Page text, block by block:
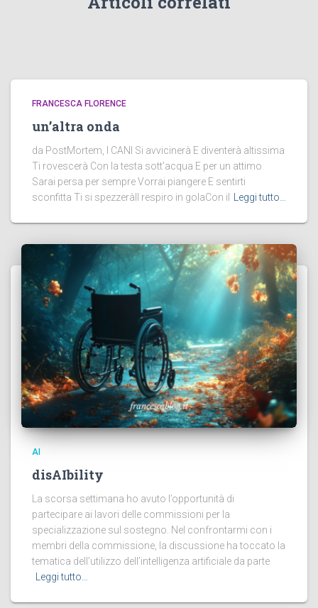
FRANCESCA FLORENCE
un’altra onda
da PostMortem, I CANI Si avvicinerà E diventerà altissima
Ti rovescerà Con la testa sott’acqua E per un attimo
Sarai persa per sempre Vorrai piangere E sentirti
sconfitta Ti si spezzeràIl respiro in golaCon il
Leggi tutto…
AI
disAIbility
La scorsa settimana ho avuto l’opportunità di
partecipare ai lavori delle commissioni per la
specializzazione sul sostegno. Nel confrontarmi con i
membri della commissione, la discussione ha toccato la
tematica dell’utilizzo dell’intelligenza artificiale da parte
Leggi tutto…